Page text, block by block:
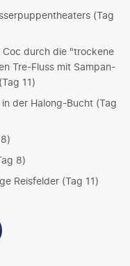
(Tag
Coc durch die "trockene
Tre-Fluss mit Sampan-
11)
der Halong-Bucht (Tag
8)
Reisfelder (Tag 11)